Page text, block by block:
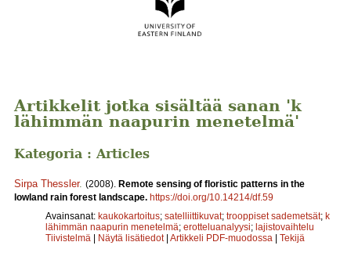
Artikkelit jotka sisältää sanan 'k
lähimmän naapurin menetelmä'
Kategoria : Articles
Sirpa Thessler. (2008). Remote sensing of floristic patterns in the
lowland rain forest landscape. https://doi.org/10.14214/df.59
Avainsanat: kaukokartoitus; satelliittikuvat; trooppiset sademetsät; k
lähimmän naapurin menetelmä; erotteluanalyysi; lajistovaihtelu
Tiivistelmä | Näytä lisätiedot | Artikkeli PDF-muodossa | Tekijä